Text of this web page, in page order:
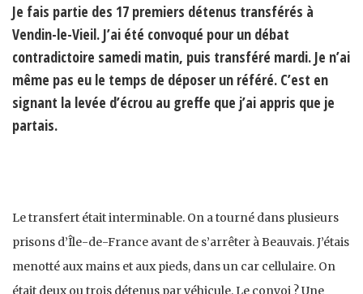
Je fais partie des 17 premiers détenus transférés à
Vendin-le-Vieil. J’ai été convoqué pour un débat
contradictoire samedi matin, puis transféré mardi. Je n’ai
même pas eu le temps de déposer un référé. C’est en
signant la levée d’écrou au greffe que j’ai appris que je
partais.
Le transfert était interminable. On a tourné dans plusieurs
prisons d’Île-de-France avant de s’arrêter à Beauvais. J’étais
menotté aux mains et aux pieds, dans un car cellulaire. On
était deux ou trois détenus par véhicule. Le convoi ? Une